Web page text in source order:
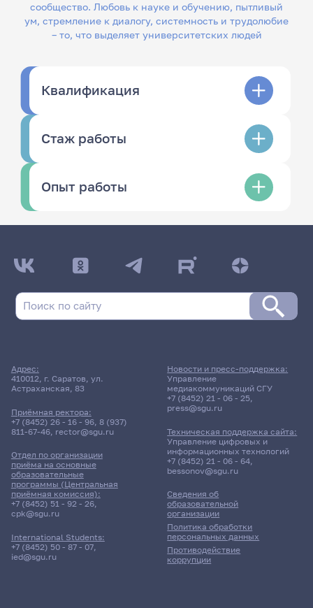
сообщество. Любовь к науке и обучению, пытливый
ум, стремление к диалогу, системность и трудолюбие
– то, что выделяет университетских людей
Квалификация
Стаж работы
Опыт работы
Адрес:
410012, г. Саратов, ул.
Астраханская, 83
Приёмная ректора:
+7 (8452) 26 - 16 - 96, 8 (937)
811-67-46, rector@sgu.ru
Отдел по организации
приёма на основные
образовательные
программы (Центральная
приёмная комиссия):
+7 (8452) 51 - 92 - 26,
cpk@sgu.ru
International Students:
+7 (8452) 50 - 87 - 07,
ied@sgu.ru
Сведения об
образовательной
организации
Политика обработки
персональных данных
Противодействие
коррупции
Новости и пресс-поддержка:
Управление
медиакоммуникаций СГУ
+7 (8452) 21 - 06 - 25,
press@sgu.ru
Техническая поддержка сайта:
Управление цифровых и
информационных технологий
+7 (8452) 21 - 06 - 64,
bessonov@sgu.ru